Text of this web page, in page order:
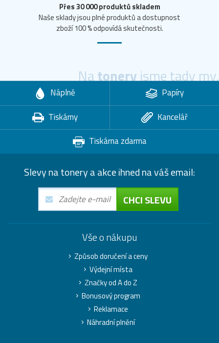
Přes 30 000 produktů skladem
Naše sklady jsou plné produktů a dostupnost
zboží 100 % odpovídá skutečnosti.
Natoneryjsme tady my.
Náplně
Papíry
Tiskárny
Kancelář
Tiskárna zdarma
Slevy na tonery a akce ihned na váš email:
CHCI SLEVU
Vše o nákupu
Způsob doručení a ceny
Výdejní místa
Značky od A do Z
Bonusový program
Reklamace
Náhradní plnění